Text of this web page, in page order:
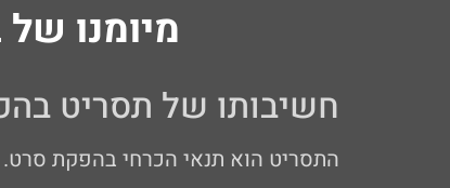
מיומנו של
חשיבותו של תסריט
התסריט הוא תנאי הכרחי בהפקת סרט.